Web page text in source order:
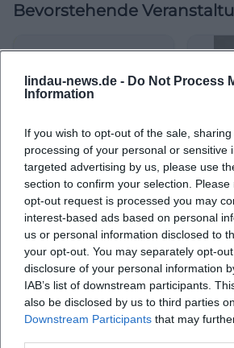
lindau-news.de - Do Not Process
Information
If you wish to opt-out of the sale,
processing of your personal or sensitive
targeted advertising by us, please use
section to confirm your selection.
opt-out request is processed you may
interest-based ads based on personal
us or personal information disclosed to
your opt-out. You may separately opt-
disclosure of your personal information
IAB’s list of downstream participants.
also be disclosed by us to third parties
Downstream Participants that may
Bevorstehende
Thorsten Havener – Alles
Kopfsache?
10. Jan 2026
Staunen, lachen, mitmachen
in der Comödie Fürth:
Thorsten Havener mit Alles
Kopfsache? am 10.01.2026.
Barrierefrei, zentral gelegen.
Denkfunken, Lacher,
Gänsehaut – Tickets sichern.
Komödie
30.
Aha-
Jetzt